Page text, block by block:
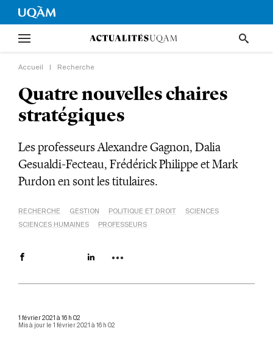
Accueil Recherche
Quatre nouvelles chaires
stratégiques
Les professeurs Alexandre Gagnon, Dalia
Gesualdi-Fecteau, Frédérick Philippe et Mark
Purdon en sont les titulaires.
RECHERCHE GESTION POLITIQUE ET DROIT
SCIENCES
SCIENCES HUMAINES
PROFESSEURS
1 février 2021 à 16 h 02
Mis à jour le 1 février 2021 à 16 h 02